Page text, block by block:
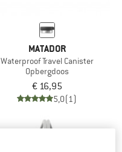
MATADOR
Waterproof Travel Canister
Opbergdoos
€ 16,95
5,0(1)